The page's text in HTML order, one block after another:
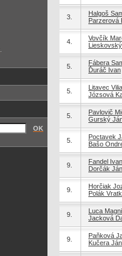
OK
3.
Halgoš
Parzerová
4.
Vovčík
5.
Fábera
Ďuráč Ivan
5.
Litavec
Józsová
5.
Pavlovič
Gurský
5.
Poctavek
Bašo
9.
Fandel Ivan
Dorčák Ján
9.
Horčiak
Polák
9.
Luca
Jacková
9.
Paňková
Kučera Ján